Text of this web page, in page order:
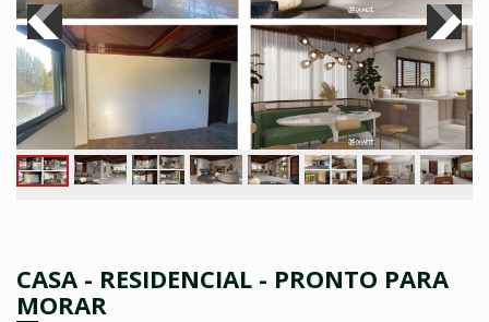
CASA - RESIDENCIAL - PRONTO PARA
MORAR